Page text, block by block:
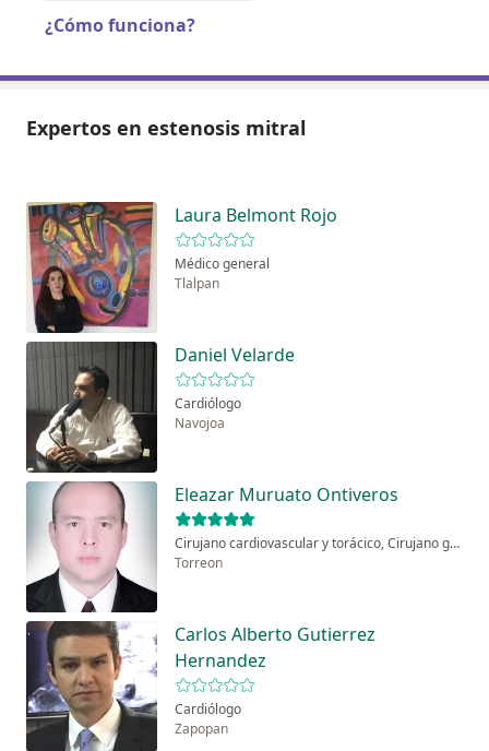
¿Cómo funciona?
Expertos en estenosis mitral
Laura Belmont Rojo
Médico general
Tlalpan
Daniel Velarde
Cardiólogo
Navojoa
Eleazar Muruato Ontiveros
Cirujano cardiovascular y torácico, Cirujano general
Torreon
Carlos Alberto Gutierrez
Hernandez
Cardiólogo
Zapopan